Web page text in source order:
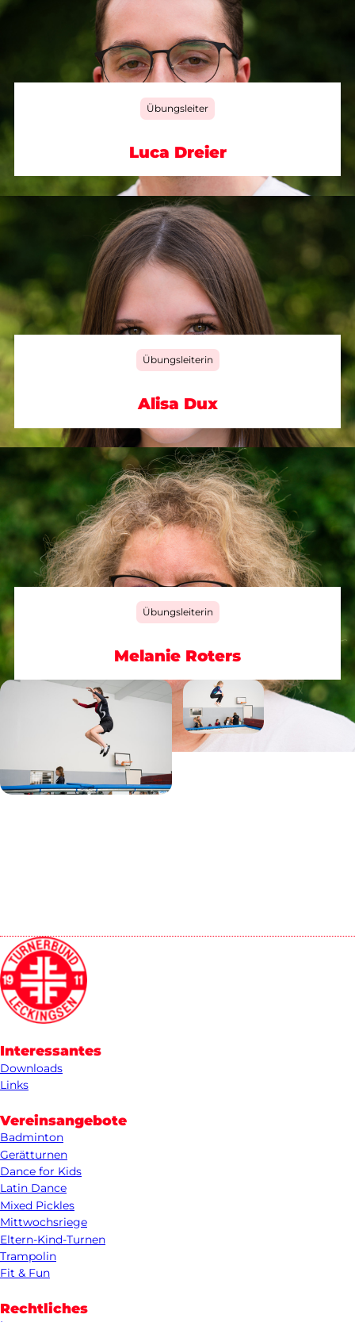
Übungsleiter
Luca Dreier
Übungsleiterin
Alisa Dux
Übungsleiterin
Melanie Roters
Interessantes
Downloads
Links
Vereinsangebote
Badminton
Gerätturnen
Dance for Kids
Latin Dance
Mixed Pickles
Mittwochsriege
Eltern-Kind-Turnen
Trampolin
Fit & Fun
Rechtliches